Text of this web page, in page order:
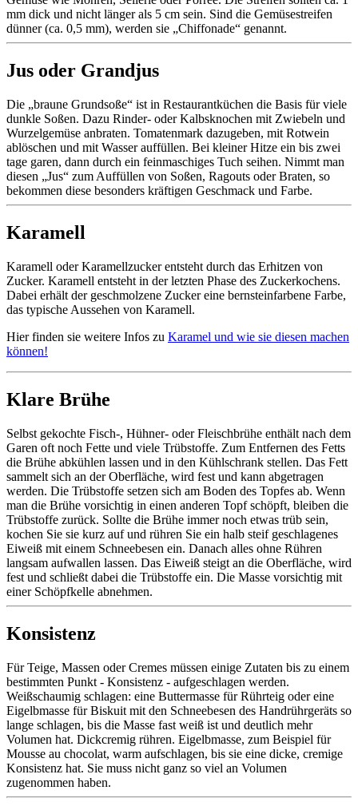
mm dick und nicht länger als 5 cm sein. Sind die Gemüsestreifen
dünner (ca. 0,5 mm), werden sie „Chiffonade“ genannt.
Jus oder Grandjus
Die „braune Grundsoße“ ist in Restaurantküchen die Basis für viele
dunkle Soßen. Dazu Rinder- oder Kalbsknochen mit Zwiebeln und
Wurzelgemüse anbraten. Tomatenmark dazugeben, mit Rotwein
ablöschen und mit Wasser auffüllen. Bei kleiner Hitze ein bis zwei
tage garen, dann durch ein feinmaschiges Tuch seihen. Nimmt man
diesen „Jus“ zum Auffüllen von Soßen, Ragouts oder Braten, so
bekommen diese besonders kräftigen Geschmack und Farbe.
Karamell
Karamell oder Karamellzucker entsteht durch das Erhitzen von
Zucker. Karamell entsteht in der letzten Phase des Zuckerkochens.
Dabei erhält der geschmolzene Zucker eine bernsteinfarbene Farbe,
das typische Aussehen von Karamell.
Hier finden sie weitere Infos zu Karamel und wie sie diesen machen
können!
Klare Brühe
Selbst gekochte Fisch-, Hühner- oder Fleischbrühe enthält nach dem
Garen oft noch Fette und viele Trübstoffe. Zum Entfernen des Fetts
die Brühe abkühlen lassen und in den Kühlschrank stellen. Das Fett
sammelt sich an der Oberfläche, wird fest und kann abgetragen
werden. Die Trübstoffe setzen sich am Boden des Topfes ab. Wenn
man die Brühe vorsichtig in einen anderen Topf schöpft, bleiben die
Trübstoffe zurück. Sollte die Brühe immer noch etwas trüb sein,
kochen Sie sie kurz auf und rühren Sie ein halb steif geschlagenes
Eiweiß mit einem Schneebesen ein. Danach alles ohne Rühren
langsam aufwallen lassen. Das Eiweiß steigt an die Oberfläche, wird
fest und schließt dabei die Trübstoffe ein. Die Masse vorsichtig mit
einer Schöpfkelle abnehmen.
Konsistenz
Für Teige, Massen oder Cremes müssen einige Zutaten bis zu einem
bestimmten Punkt - Konsistenz - aufgeschlagen werden.
Weißschaumig schlagen: eine Buttermasse für Rührteig oder eine
Eigelbmasse für Biskuit mit den Schneebesen des Handrührgeräts so
lange schlagen, bis die Masse fast weiß ist und deutlich mehr
Volumen hat. Dickcremig rühren. Eigelbmasse, zum Beispiel für
Mousse au chocolat, warm aufschlagen, bis sie eine dicke, cremige
Konsistenz hat. Sie muss nicht ganz so viel an Volumen
zugenommen haben.